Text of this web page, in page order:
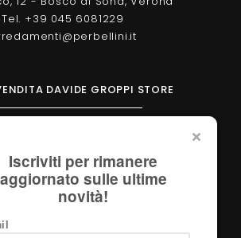
Tel. +39 045 6081229
DAVIDE GROPPI STORE
Arredamenti S.r.l. - P.IVA
Iscriviti per rimanere
aggiornato sulle ultime
novità!